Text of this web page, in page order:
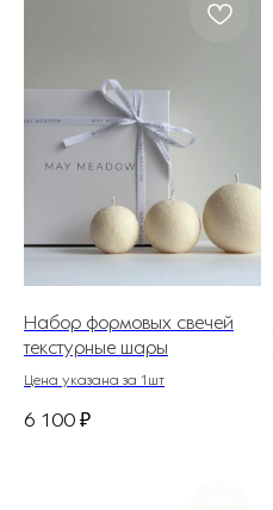
Набор формовых свечей
текстурные шары
Цена указана за 1шт
6 100 ₽